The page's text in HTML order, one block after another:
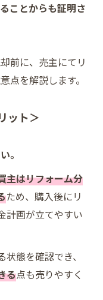
ことからも証明さ
前に、売主にてリ
点を解説します。
ット＞
。
主はリフォーム分
ため、購入後にリ
計画が立てやすい
態を確認でき、
る点も売りやすく